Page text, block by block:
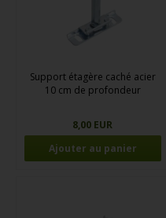
Support étagère caché acier
10 cm de profondeur
8,00 EUR